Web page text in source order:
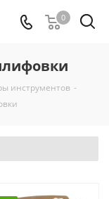
0
инструментов -